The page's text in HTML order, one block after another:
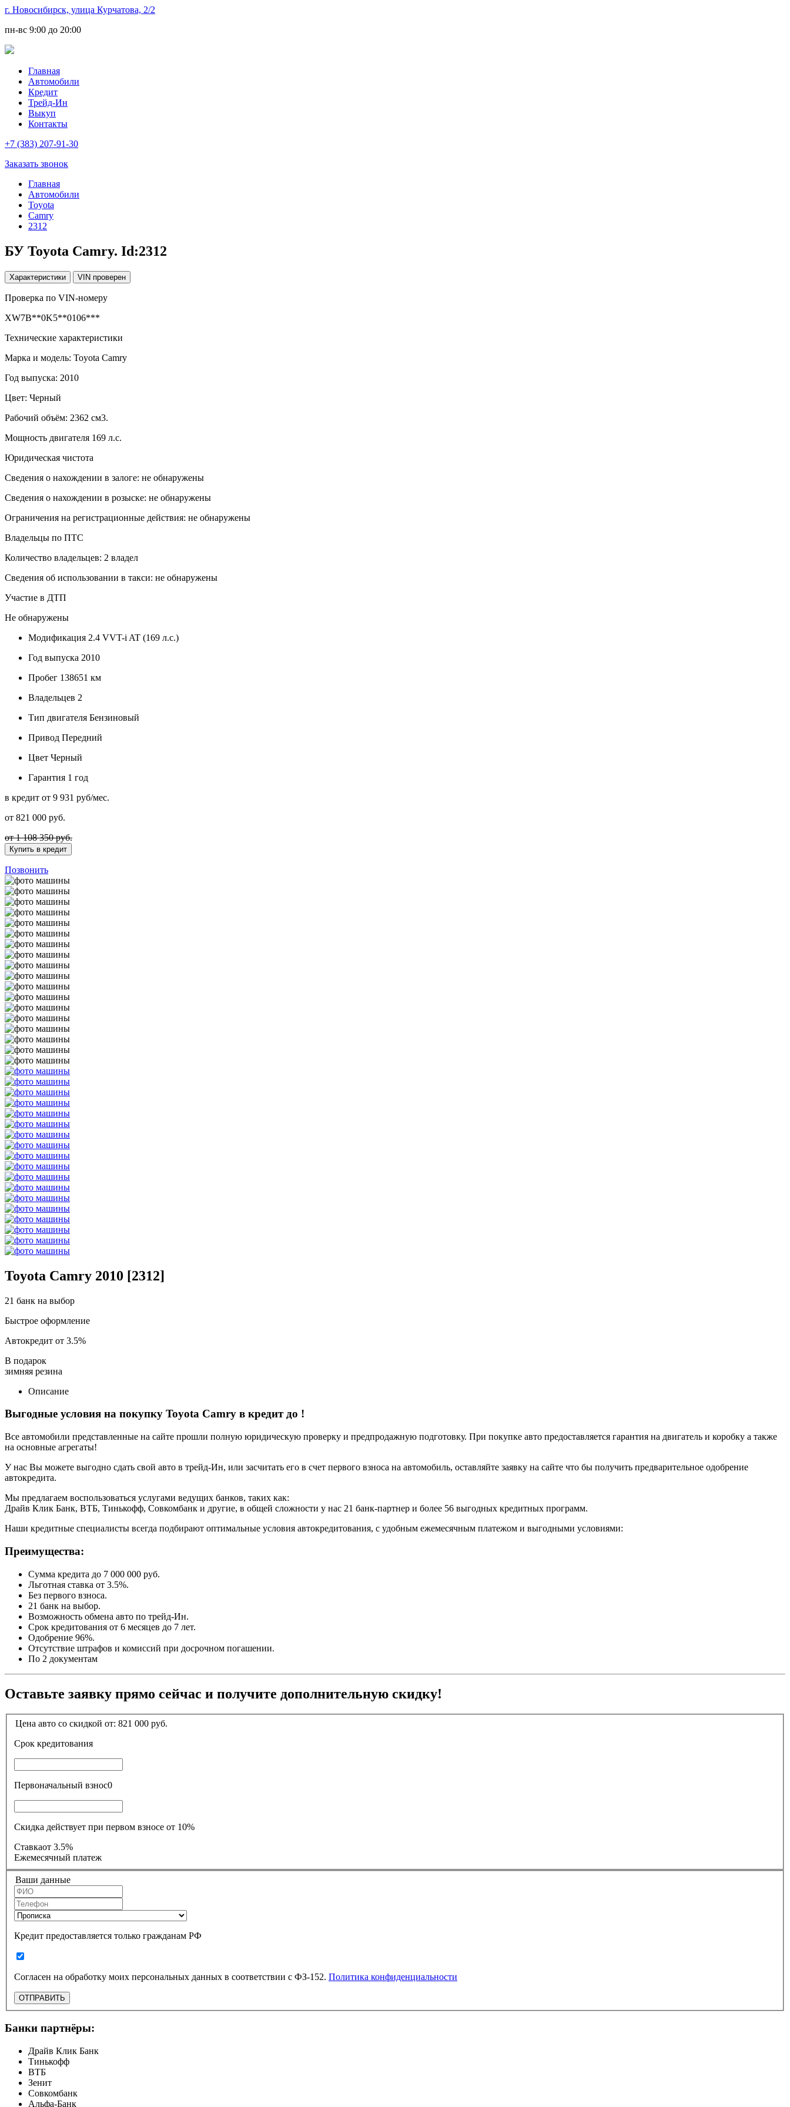
г. Новосибирск, улица Курчатова, 2/2
пн-вс 9:00 до 20:00
Главная
Автомобили
Кредит
Трейд-Ин
Выкуп
Контакты
+7 (383) 207-91-30
Заказать звонок
Главная
Автомобили
Toyota
Camry
2312
БУ Toyota Camry. Id:2312
Характеристики VIN проверен
Проверка по VIN-номеру
XW7B**0K5**0106***
Технические характеристики
Марка и модель: Toyota Camry
Год выпуска: 2010
Цвет: Черный
Рабочий объём: 2362 см3.
Мощность двигателя 169 л.с.
Юридическая чистота
Сведения о нахождении в залоге: не обнаружены
Сведения о нахождении в розыске: не обнаружены
Ограничения на регистрационные действия: не обнаружены
Владельцы по ПТС
Количество владельцев: 2 владел
Сведения об использовании в такси: не обнаружены
Участие в ДТП
Не обнаружены
Модификация 2.4 VVT-i AT (169 л.с.)
Год выпуска 2010
Пробег 138651 км
Владельцев 2
Тип двигателя Бензиновый
Привод Передний
Цвет Черный
Гарантия 1 год
в кредит от 9 931 руб/мес.
от 821 000 руб.
от 1 108 350 руб.
Купить в кредит
Позвонить
Toyota Camry 2010 [2312]
21 банк на выбор
Быстрое оформление
Автокредит от 3.5%
В подарок
зимняя резина
Описание
Выгодные условия на покупку Toyota Camry в кредит до !
Все автомобили представленные на сайте прошли полную юридическую проверку и предпродажную подготовку. При покупке авто предоставляется гарантия на двигатель и коробку а также
на основные агрегаты!
У нас Вы можете выгодно сдать свой авто в трейд-Ин, или засчитать его в счет первого взноса на автомобиль, оставляйте заявку на сайте что бы получить предварительное одобрение
автокредита.
Мы предлагаем воспользоваться услугами ведущих банков, таких как:
Драйв Клик Банк, ВТБ, Тинькофф, Совкомбанк и другие, в общей сложности у нас 21 банк-партнер и более 56 выгодных кредитных программ.
Наши кредитные специалисты всегда подбирают оптимальные условия автокредитования, с удобным ежемесячным платежом и выгодными условиями:
Преимущества:
Сумма кредита до 7 000 000 руб.
Льготная ставка от 3.5%.
Без первого взноса.
21 банк на выбор.
Возможность обмена авто по трейд-Ин.
Срок кредитования от 6 месяцев до 7 лет.
Одобрение 96%.
Отсутствие штрафов и комиссий при досрочном погашении.
По 2 документам
Оставьте заявку прямо сейчас и получите дополнительную скидку!
Цена авто со скидкой от: 821 000 руб.
Срок кредитования
Первоначальный взнос0
Скидка действует при первом взносе от 10%
Ставкаот 3.5%
Ежемесячный платеж
Ваши данные
Кредит предоставляется только гражданам РФ
Согласен на обработку моих персональных данных в соответствии с ФЗ-152. Политика конфиденциальности
ОТПРАВИТЬ
Банки партнёры:
Драйв Клик Банк
Тинькофф
ВТБ
Зенит
Совкомбанк
Альфа-Банк